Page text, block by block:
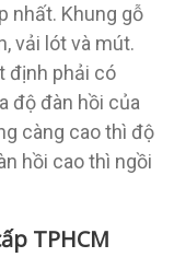
nhất. Khung gỗ
vải lót và mút.
định phải có
độ đàn hồi của
càng cao thì độ
hồi cao thì ngồi
TPHCM